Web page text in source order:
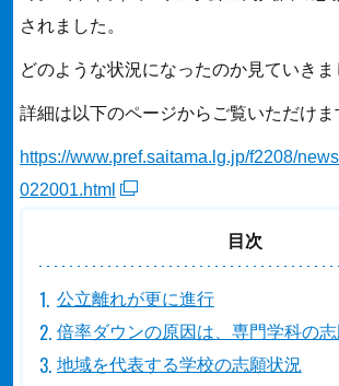
されました。
どのような状況になったのか見ていきま
詳細は以下のページからご覧いただけま
https://www.pref.saitama.lg.jp/f2208/
022001.html
目次
公立離れが更に進行
倍率ダウンの原因は、専門学科の志
地域を代表する学校の志願状況